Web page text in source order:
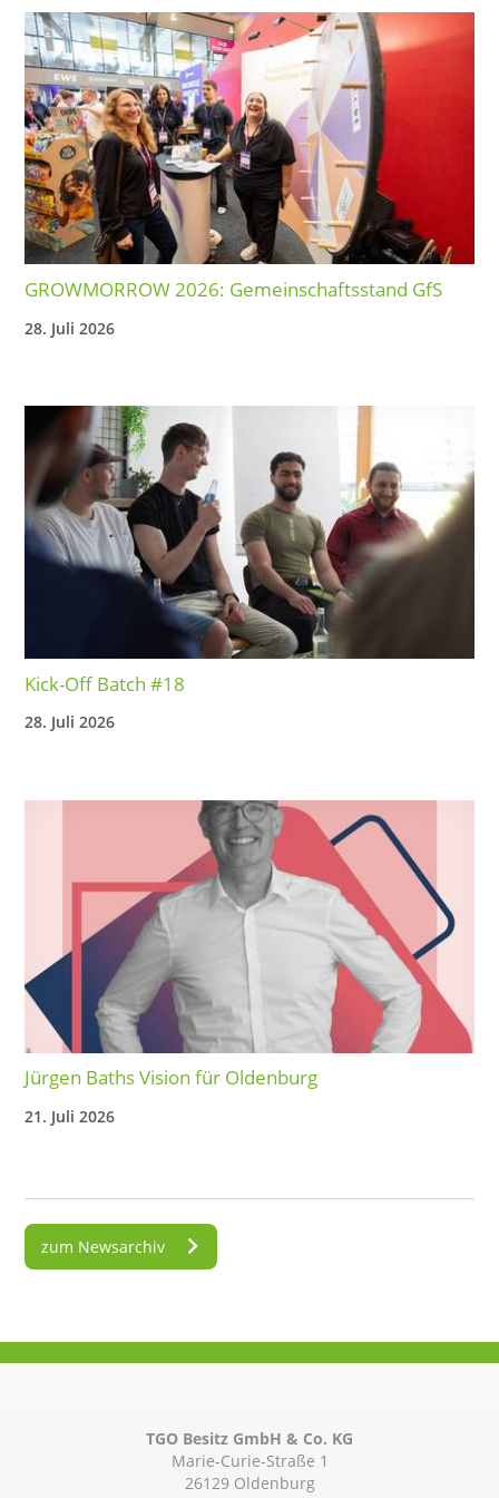
GROWMORROW 2026: Gemeinschaftsstand GfS
28. Juli 2026
Kick-Off Batch #18
28. Juli 2026
Jürgen Baths Vision für Oldenburg
21. Juli 2026
zum Newsarchiv
TGO Besitz GmbH & Co. KG
Marie-Curie-Straße 1
26129 Oldenburg